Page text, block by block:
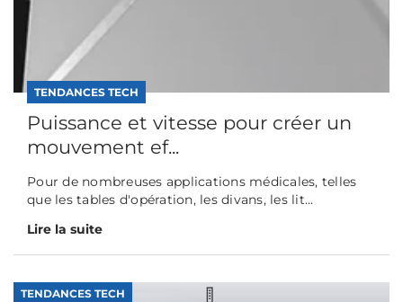
TENDANCES TECH
Puissance et vitesse pour créer un
mouvement ef...
Pour de nombreuses applications médicales, telles
que les tables d'opération, les divans, les lit...
Lire la suite
TENDANCES TECH